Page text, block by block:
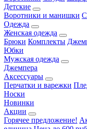
Детские
Воротники и манишки
Одежда
Женская одежда
Брюки Комплекты
Юбки
Мужская одежда
Джемпера
Аксессуары
Перчатки и варежки
Носки
Новинки
Акции
Горячее предложение!